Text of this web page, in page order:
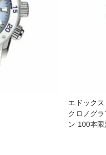
エドックス
クロノグ
ン 100本限